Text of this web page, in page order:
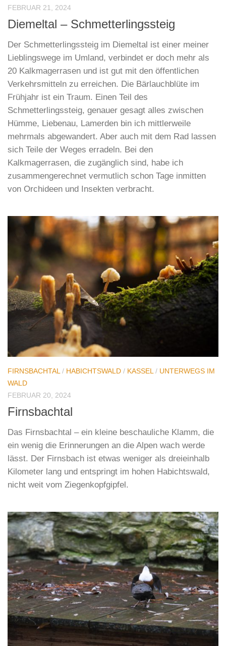
FEBRUAR 21, 2024
Diemeltal – Schmetterlingssteig
Der Schmetterlingssteig im Diemeltal ist einer meiner
Lieblingswege im Umland, verbindet er doch mehr als
20 Kalkmagerrasen und ist gut mit den öffentlichen
Verkehrsmitteln zu erreichen. Die Bärlauchblüte im
Frühjahr ist ein Traum. Einen Teil des
Schmetterlingssteig, genauer gesagt alles zwischen
Hümme, Liebenau, Lamerden bin ich mittlerweile
mehrmals abgewandert. Aber auch mit dem Rad lassen
sich Teile der Weges erradeln. Bei den
Kalkmagerrasen, die zugänglich sind, habe ich
zusammengerechnet vermutlich schon Tage inmitten
von Orchideen und Insekten verbracht.
FIRNSBACHTAL / HABICHTSWALD / KASSEL / UNTERWEGS IM
WALD
FEBRUAR 20, 2024
Firnsbachtal
Das Firnsbachtal – ein kleine beschauliche Klamm, die
ein wenig die Erinnerungen an die Alpen wach werde
lässt. Der Firnsbach ist etwas weniger als dreieinhalb
Kilometer lang und entspringt im hohen Habichtswald,
nicht weit vom Ziegenkopfgipfel.